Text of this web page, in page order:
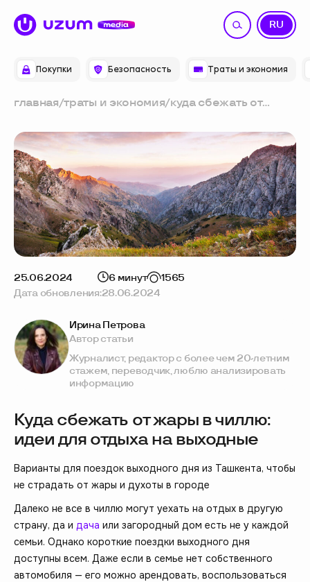
Покупки Безопасность Траты и экономия
RU
UZ
главная/траты и экономия/куда сбежать от
для отдыха на
25.06.2024 6 минут
1565
Дата обновления:28.06.2024
Куда сбежать от жары в чиллю:
идеи для отдыха на выходные
Варианты для поездок выходного дня из Ташкента, чтобы
не страдать от жары и духоты в городе
Далеко не все в чиллю могут уехать на отдых в другую
страну, да и дача или загородный дом есть не у каждой
семьи. Однако короткие поездки выходного дня
доступны всем. Даже если в семье нет собственного
автомобиля — его можно арендовать, воспользоваться
Ирина Петрова
Автор статьи
Журналист, редактор с более чем 20-летним
стажем, переводчик, люблю анализировать
информацию